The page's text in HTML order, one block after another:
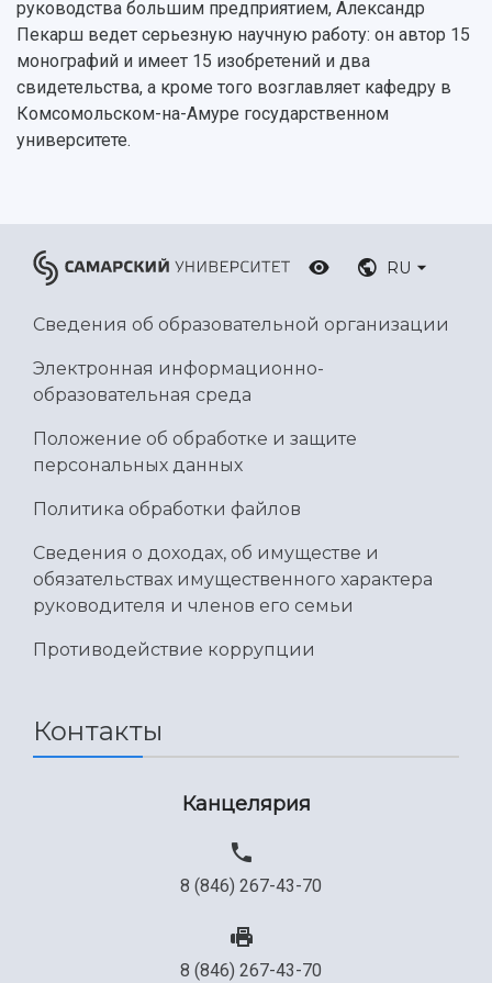
Кампус
3D-тур по университету
Музеи
Учебный аэродром
Центр истории авиационных двигателей
Ботанический сад
Сведения об образовательной организации
Публикации и издания
Отчеты о проведенных конференциях
руководства большим предприятием, Александр
Пекарш ведет серьезную научную работу: он автор 15
монографий и имеет 15 изобретений и два
свидетельства, а кроме того возглавляет кафедру в
Комсомольском-на-Амуре государственном
университете.
RU
Сведения об образовательной организации
Электронная информационно-
образовательная среда
Положение об обработке и защите
персональных данных
Политика обработки файлов
Сведения о доходах, об имуществе и
обязательствах имущественного характера
руководителя и членов его семьи
Противодействие коррупции
Контакты
Канцелярия
8 (846) 267-43-70
8 (846) 267-43-70